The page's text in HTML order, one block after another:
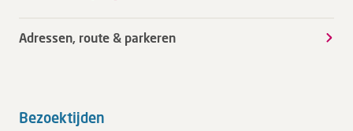
Adressen, route & parkeren
Bezoektijden